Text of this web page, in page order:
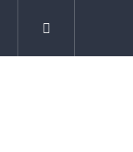
Kontakty
Přihlášení